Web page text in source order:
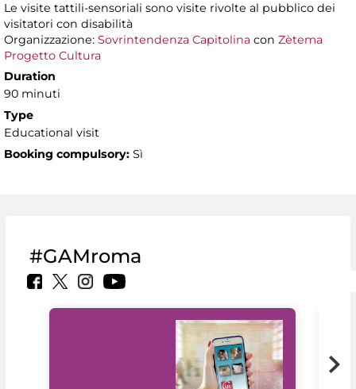
Le visite tattili-sensoriali sono visite rivolte al pubblico dei
visitatori con disabilità
Organizzazione: Sovrintendenza Capitolina con Zètema
Progetto Cultura
Duration
90 minuti
Type
Educational visit
Booking compulsory: Sì
#GAMroma